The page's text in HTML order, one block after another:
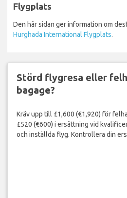
Flygplats
Den här sidan ger information om
Hurghada International Flygplats.
Störd flygresa eller
bagage?
Kräv upp till £1,600 (€1,920) för
£520 (€600) i ersättning vid
och inställda flyg. Kontrollera din